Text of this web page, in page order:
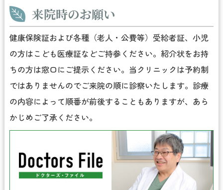
来院時のお願い
健康保険証および各種（老人・公費等）受給者証、小児
の方はこども医療証などご持参ください。紹介状をお持
ちの方は窓口にご提示ください。当クリニックは予約制
ではありませんのでご来院の順に診察いたします。診療
の内容によって順番が前後することもありますが、あら
かじめご了承ください。